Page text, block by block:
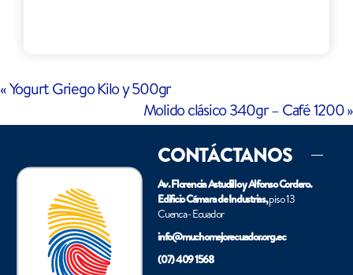
«Yogurt Griego Kilo y 500gr
Molido clásico 340gr – Café 1200»
CONTÁCTANOS
Av. Florencia Astudillo y Alfonso Cordero.
Edificio Cámara de Industrias,piso 13
Cuenca - Ecuador
info@muchomejorecuador.org.ec
(07) 409 1568